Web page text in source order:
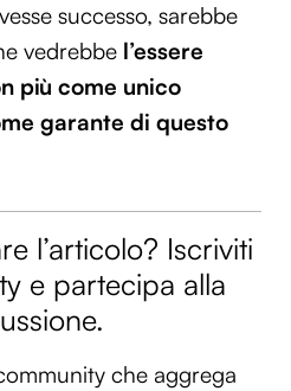
successo, sarebbe
vedrebbe l’essere
più come unico
garante di questo
l’articolo? Iscriviti
e partecipa alla
che aggrega